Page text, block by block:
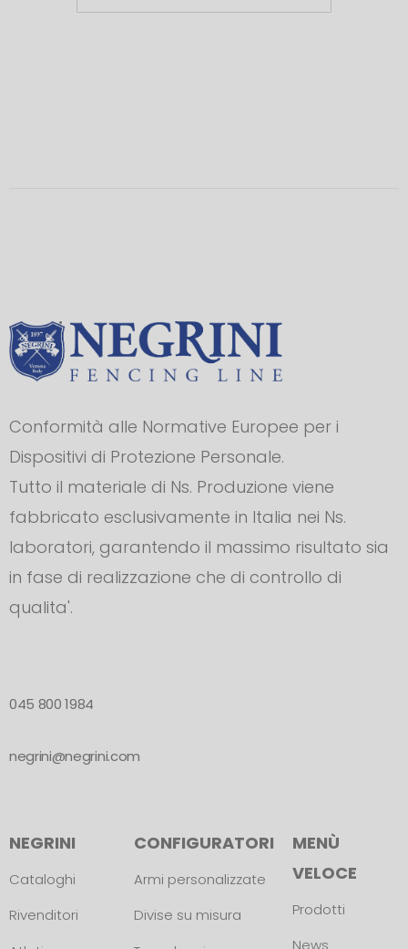
Conformità alle Normative Europee per i
Dispositivi di Protezione Personale.
Tutto il materiale di Ns. Produzione viene
fabbricato esclusivamente in Italia nei Ns.
laboratori, garantendo il massimo risultato sia
in fase di realizzazione che di controllo di
qualita'.
045 800 1984
negrini@negrini.com
NEGRINI
Cataloghi
Rivenditori
CONFIGURATORI
Armi personalizzate
Divise su misura
MENÙ
VELOCE
Prodotti